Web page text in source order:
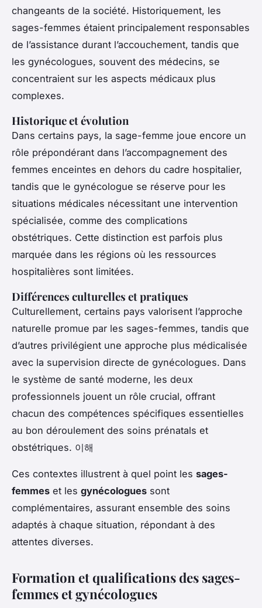
changeants de la société. Historiquement, les
sages-femmes étaient principalement responsables
de l’assistance durant l’accouchement, tandis que
les gynécologues, souvent des médecins, se
concentraient sur les aspects médicaux plus
complexes.
Historique et évolution
Dans certains pays, la sage-femme joue encore un
rôle prépondérant dans l’accompagnement des
femmes enceintes en dehors du cadre hospitalier,
tandis que le gynécologue se réserve pour les
situations médicales nécessitant une intervention
spécialisée, comme des complications
obstétriques. Cette distinction est parfois plus
marquée dans les régions où les ressources
hospitalières sont limitées.
Différences culturelles et pratiques
Culturellement, certains pays valorisent l’approche
naturelle promue par les sages-femmes, tandis que
d’autres privilégient une approche plus médicalisée
avec la supervision directe de gynécologues. Dans
le système de santé moderne, les deux
professionnels jouent un rôle crucial, offrant
chacun des compétences spécifiques essentielles
au bon déroulement des soins prénatals et
obstétriques. 이해
Ces contextes illustrent à quel point les sages-
femmes et les gynécologues sont
complémentaires, assurant ensemble des soins
adaptés à chaque situation, répondant à des
attentes diverses.
Formation et qualifications des sages-
femmes et gynécologues